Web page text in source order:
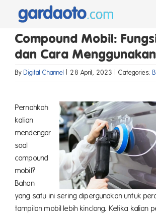
content
Compound Mobil:
dan Cara
By Digital Channel | 28 April, 2023 | Categories:
Pernahkah
kalian
mendengar
soal
compound
mobil?
Bahan
yang satu ini sering dipergunakan untuk
tampilan mobil lebih kinclong. Ketika kalian